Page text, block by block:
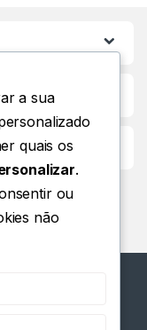
a sua
quais os
.
ou
não